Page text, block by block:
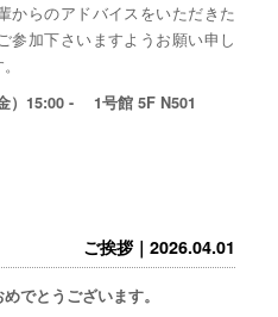
からのアドバイスをいただきた
参加下さいますようお願い申し
）15:00 - 1号館 5F N501
ご挨拶｜2026.04.01
でとうございます。